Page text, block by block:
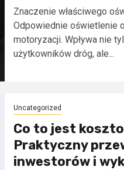
Znaczenie właściwego
Odpowiednie oświetlenie
motoryzacji. Wpływa nie
użytkowników dróg, ale...
Uncategorized
Co to jest
Praktyczny
inwestorów i